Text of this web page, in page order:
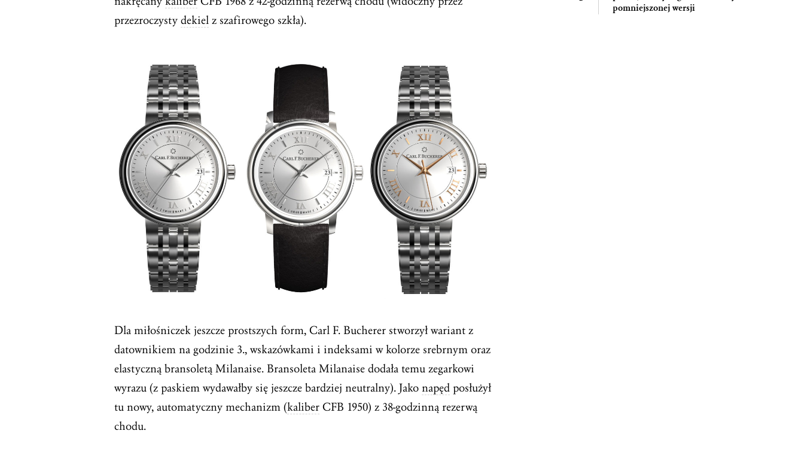
przezroczysty dekiel z szafirowego szkła).
Dla miłośniczek jeszcze prostszych form, Carl F. Bucherer stworzył wariant z
datownikiem na godzinie 3., wskazówkami i indeksami w kolorze srebrnym oraz
elastyczną bransoletą Milanaise. Bransoleta Milanaise dodała temu zegarkowi
wyrazu (z paskiem wydawałby się jeszcze bardziej neutralny). Jako napęd posłużył
tu nowy, automatyczny mechanizm (kaliber CFB 1950) z 38-godzinną rezerwą
chodu.
pomniejszonej wersji